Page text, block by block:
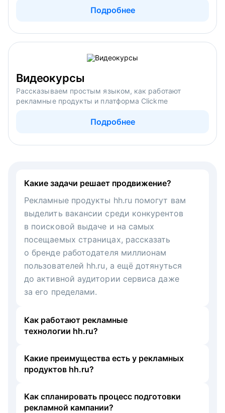
Подробнее
Видеокурсы
Рассказываем простым языком, как работают
рекламные продукты и платформа Clickme
Подробнее
Какие задачи решает продвижение?
Рекламные продукты hh.ru помогут вам
выделить вакансии среди конкурентов
в поисковой выдаче и на самых
посещаемых страницах, рассказать
о бренде работодателя миллионам
пользователей hh.ru, а ещё дотянуться
до активной аудитории сервиса даже
за его пределами.
Как работают рекламные
технологии hh.ru?
Какие преимущества есть у рекламных
продуктов hh.ru?
Как спланировать процесс подготовки
рекламной кампании?